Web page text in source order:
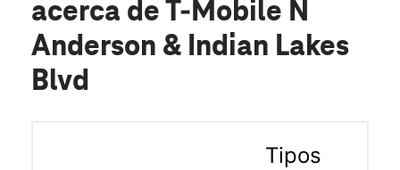
acerca de T-Mobile N
Anderson & Indian Lakes
Blvd
Tipos